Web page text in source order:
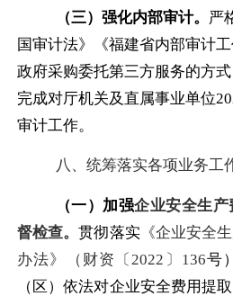
（三）强化内部审计。 严
国审计法》《福建省内部审计
政府采购委托第三方服务的方
完成对厅机关及直属事业单位
审计工作。
八、统筹落实各项业务工
（一）加强企业安全生
督检查。贯彻落实《企业安全
办法》（财资〔 2022〕136号
（区）依法对企业安全费用提